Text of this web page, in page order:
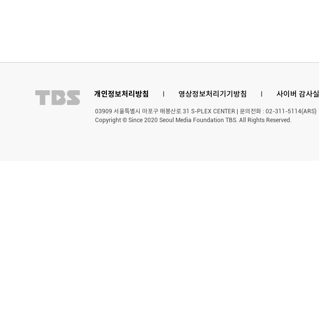
개인정보처리방침 l 영상정보처리기기방침 l 사이버 감사실
03909 서울특별시 마포구 매봉산로 31 S-PLEX CENTER | 문의전화 : 02-311-5114(ARS)
Copyright © Since 2020 Seoul Media Foundation TBS. All Rights Reserved.